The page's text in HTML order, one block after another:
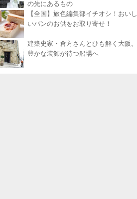
の先にあるもの
【全国】旅色編集部イチオシ！おいし
いパンのお供をお取り寄せ！
建築史家・倉方さんとひも解く大阪。
豊かな装飾が待つ船場へ